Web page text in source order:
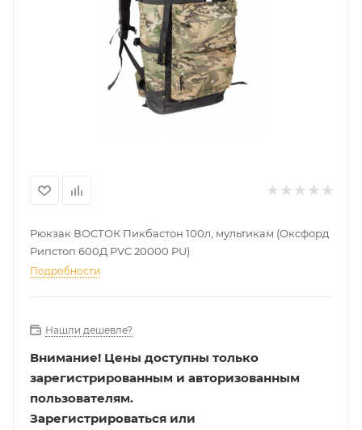
Рюкзак ВОСТОК Пикбастон 100л, мультикам (Оксфорд
Рипстоп 600Д PVC 20000 PU)
Подробности
Нашли дешевле?
Внимание! Цены доступны только
зарегистрированным и авторизованным
пользователям.
Зарегистрироваться или